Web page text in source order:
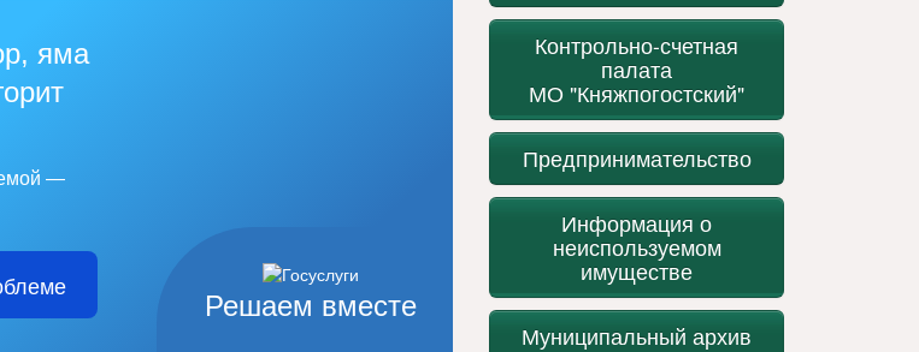
Решаем вместе
яма
—
Контрольно-счетная
палата
МО "Княжпогостский"
Предпринимательство
Информация о
неиспользуемом
имуществе
Муниципальный архив